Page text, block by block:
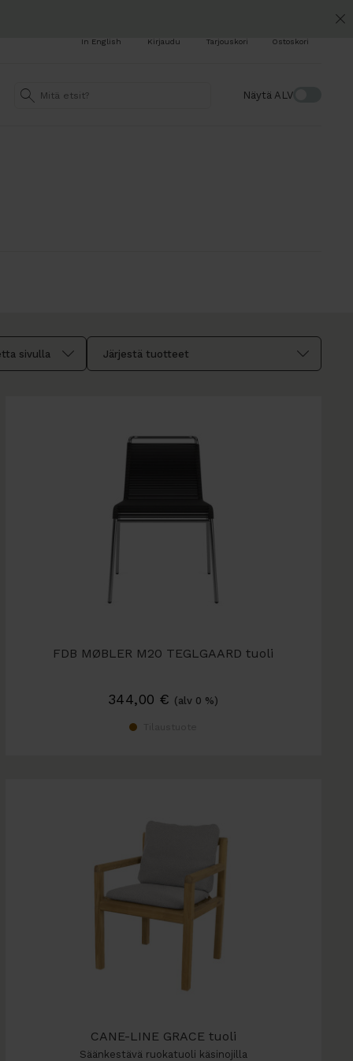
Ostoskori
Tarjouskori
Kirjaudu
In English
Näytä ALV
FDB MØBLER M20 TEGLGAARD tuoli
344,00 € (alv 0 %)
CANE-LINE GRACE tuoli
Säänkestävä ruokatuoli käsinojilla